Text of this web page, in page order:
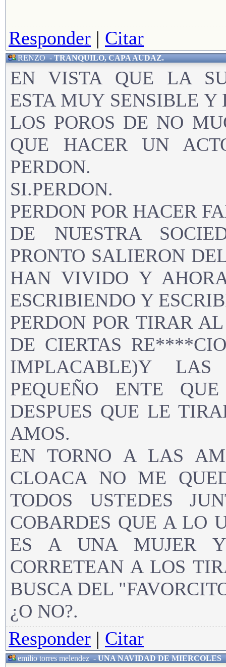
Responder | Citar
RENZO-TRANQUILO, CAPA AUDAZ.
EN VISTA QUE LA
ESTA MUY SENSIBLE
LOS POROS DE NO
QUE HACER UN
PERDON.
SI.PERDON.
PERDON POR HACER
DE NUESTRA
PRONTO SALIERON
HAN VIVIDO Y
ESCRIBIENDO Y
PERDON POR TIRAR
DE CIERTAS
IMPLACABLE)Y
PEQUEÑO ENTE
DESPUES QUE LE
AMOS.
EN TORNO A LAS
CLOACA NO ME
TODOS USTEDES
COBARDES QUE A LO
ES A UNA MUJER
CORRETEAN A LOS
BUSCA DEL
¿O NO?.
Responder | Citar
emilio torres melendez-UNA NAVIDAD DE MIERCOLES